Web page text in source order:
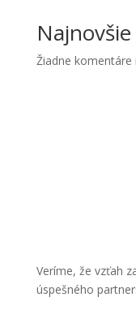
Žiadne komentáre
Veríme, že vzťah
úspešného